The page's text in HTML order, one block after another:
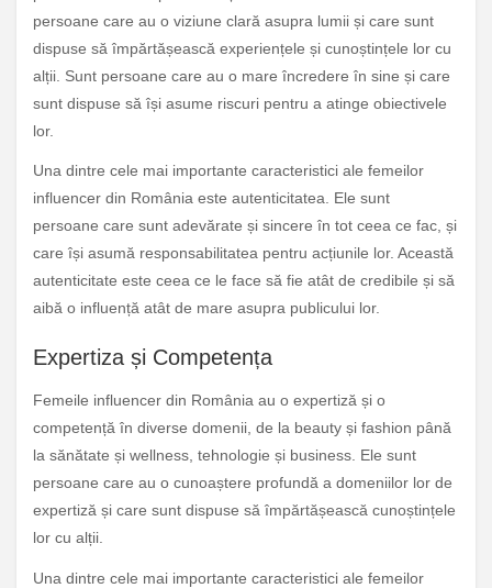
persoane care au o viziune clară asupra lumii și care sunt
dispuse să împărtășească experiențele și cunoștințele lor cu
alții. Sunt persoane care au o mare încredere în sine și care
sunt dispuse să își asume riscuri pentru a atinge obiectivele
lor.
Una dintre cele mai importante caracteristici ale femeilor
influencer din România este autenticitatea. Ele sunt
persoane care sunt adevărate și sincere în tot ceea ce fac, și
care își asumă responsabilitatea pentru acțiunile lor. Această
autenticitate este ceea ce le face să fie atât de credibile și să
aibă o influență atât de mare asupra publicului lor.
Expertiza și Competența
Femeile influencer din România au o expertiză și o
competență în diverse domenii, de la beauty și fashion până
la sănătate și wellness, tehnologie și business. Ele sunt
persoane care au o cunoaștere profundă a domeniilor lor de
expertiză și care sunt dispuse să împărtășească cunoștințele
lor cu alții.
Una dintre cele mai importante caracteristici ale femeilor